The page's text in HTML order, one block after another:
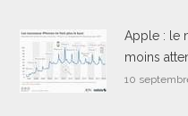
Apple : le
moins
10